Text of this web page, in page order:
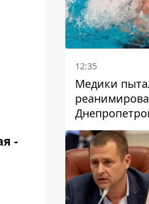
-
12:35
Медики
двухлетний
в бассейне